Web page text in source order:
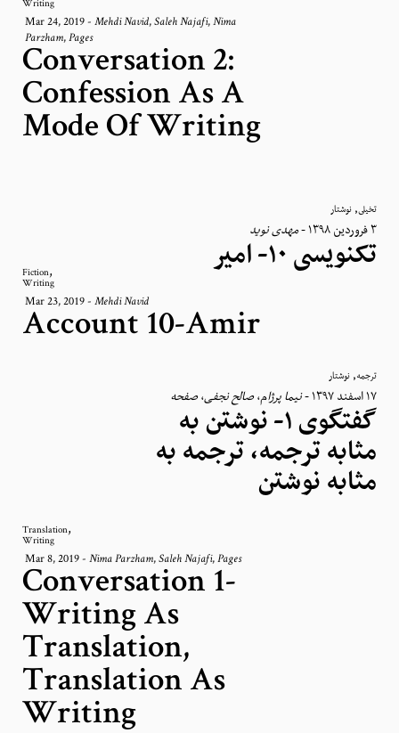
Writing
Mar 24, 2019- Mehdi Navid, Saleh Najafi, Nima
Parzham, Pages
Conversation 2:
Confession As A
Mode Of Writing
تخیلی, نوشتار
٣ فروردین ١٣٩٨ -مهدی نوید
تکنویسی ۱۰- امیر Fiction,
Writing
Mar 23, 2019- Mehdi Navid
Account 10-Amir
ترجمه, نوشتار
١٧ اسفند ١٣٩٧ -نیما پرژام، صالح نجفی، صفحه
گفتگوی ۱- نوشتن به
مثابه ترجمه، ترجمه به
مثابه نوشتن
Translation,
Writing
Mar 8, 2019- Nima Parzham, Saleh Najafi, Pages
Conversation 1-
Writing As
Translation,
Translation As
Writing